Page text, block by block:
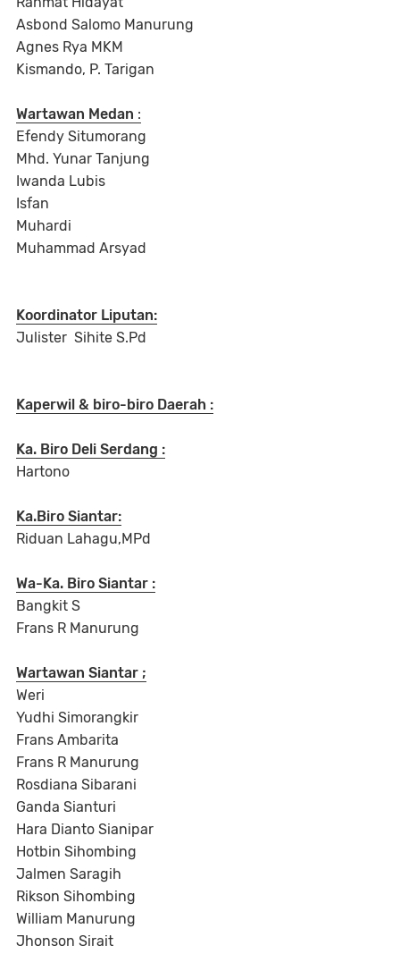
Asbond Salomo Manurung
Agnes Rya MKM
Kismando, P. Tarigan
Wartawan Medan :
Efendy Situmorang
Mhd. Yunar Tanjung
Iwanda Lubis
Isfan
Muhardi
Muhammad Arsyad
Koordinator Liputan:
Julister Sihite S.Pd
Kaperwil & biro-biro Daerah :
Ka. Biro Deli Serdang :
Hartono
Ka.Biro Siantar:
Riduan Lahagu,MPd
Wa-Ka. Biro Siantar :
Bangkit S
Frans R Manurung
Wartawan Siantar ;
Weri
Yudhi Simorangkir
Frans Ambarita
Frans R Manurung
Rosdiana Sibarani
Ganda Sianturi
Hara Dianto Sianipar
Hotbin Sihombing
Jalmen Saragih
Rikson Sihombing
William Manurung
Jhonson Sirait